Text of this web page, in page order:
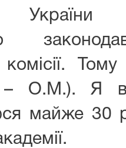
комісії.
– О.М.). Я
майже 30